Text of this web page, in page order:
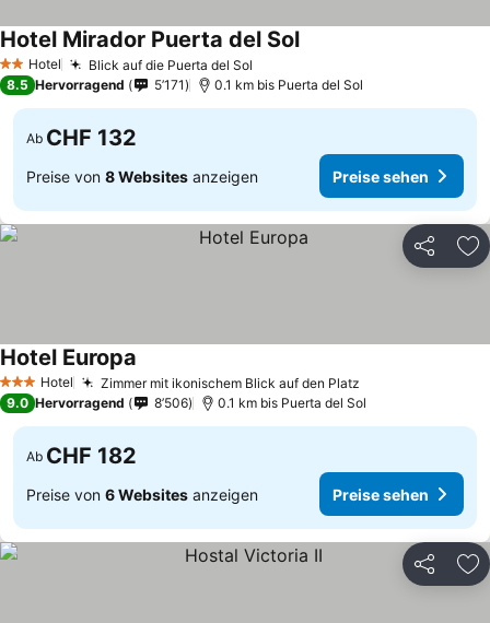
2 Sterne
Hotel Blick auf die Puerta del Sol
Hotel Mirador Puerta del SolPreise sehen
8.5 Hervorragend 5’171 0.1 km bis Puerta del Sol
Ab CHF 132
Preise von 8 Websites anzeigen Preise sehen
Teilen
3 SterneHotel Zimmer mit ikonischem Blick auf den Platz
Hotel Europa
9.0 Hervorragend 8’506 0.1 km bis Puerta del Sol
Ab CHF 182
Preise von 6 Websites anzeigen Preise sehen
Teilen